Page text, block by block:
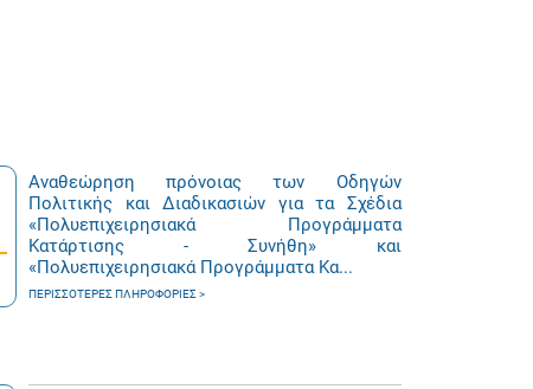
Αναθεώρηση πρόνοιας των Οδηγών
Πολιτικής και Διαδικασιών για τα Σχέδια
«Πολυεπιχειρησιακά Προγράμματα
Κατάρτισης - Συνήθη» και
«Πολυεπιχειρησιακά Προγράμματα Κα...
ΠΕΡΙΣΣΌΤΕΡΕΣ ΠΛΗΡΟΦΟΡΊΕΣ